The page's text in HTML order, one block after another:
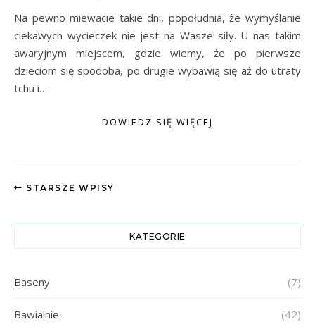
Na pewno miewacie takie dni, popołudnia, że wymyślanie
ciekawych wycieczek nie jest na Wasze siły. U nas takim
awaryjnym miejscem, gdzie wiemy, że po pierwsze
dzieciom się spodoba, po drugie wybawią się aż do utraty
tchu i…
DOWIEDZ SIĘ WIĘCEJ
STARSZE WPISY
KATEGORIE
Baseny (7)
Bawialnie (42)